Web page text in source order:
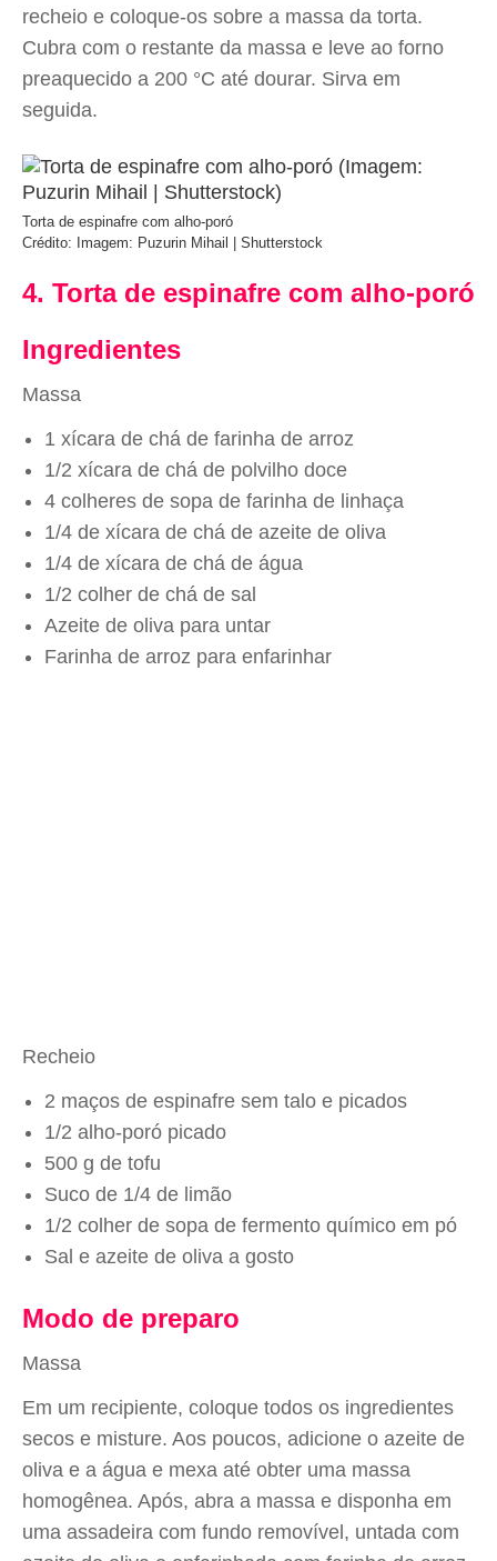
recheio e coloque-os sobre a massa da torta.
Cubra com o restante da massa e leve ao forno
preaquecido a 200 °C até dourar. Sirva em
seguida.
Torta de espinafre com alho-poró
Crédito: Imagem: Puzurin Mihail | Shutterstock
4. Torta de espinafre com alho-poró
Ingredientes
Massa
1 xícara de chá de farinha de arroz
1/2 xícara de chá de polvilho doce
4 colheres de sopa de farinha de linhaça
1/4 de xícara de chá de azeite de oliva
1/4 de xícara de chá de água
1/2 colher de chá de sal
Azeite de oliva para untar
Farinha de arroz para enfarinhar
Recheio
2 maços de espinafre sem talo e picados
1/2 alho-poró picado
500 g de tofu
Suco de 1/4 de limão
1/2 colher de sopa de fermento químico em pó
Sal e azeite de oliva a gosto
Modo de preparo
Massa
Em um recipiente, coloque todos os ingredientes
secos e misture. Aos poucos, adicione o azeite de
oliva e a água e mexa até obter uma massa
homogênea. Após, abra a massa e disponha em
uma assadeira com fundo removível, untada com